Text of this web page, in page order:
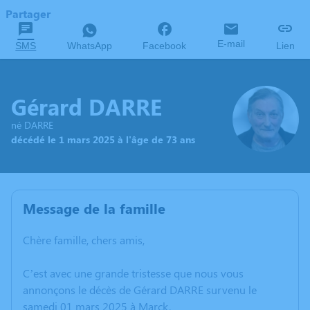
Partager
SMS WhatsApp Facebook E-mail Lien
Gérard DARRE
né DARRE
décédé le 1 mars 2025 à l'âge de 73 ans
Message de la famille
Chère famille, chers amis,
C’est avec une grande tristesse que nous vous
annonçons le décès de Gérard DARRE survenu le
samedi 01 mars 2025 à Marck.